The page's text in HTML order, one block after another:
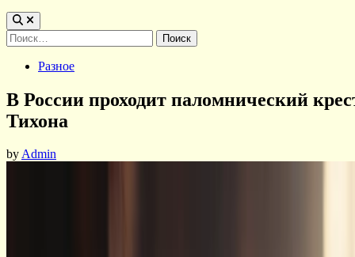
Найти:
PostedРазное
В России проходит паломнический
Тихона
byAdmin